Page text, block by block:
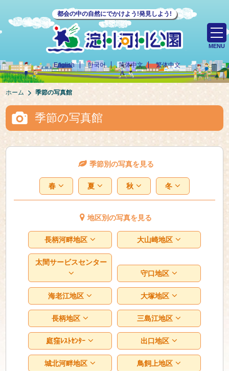
都会の中の自然にでかけよう!発見しよう!
English 한국어 简体中文 繁体中文
MENU
ホーム 季節の写真館
季節の写真館
季節別の写真を見る
春 夏 秋 冬
地区別の写真を見る
長柄河畔地区 大山崎地区
太間サービスセンター
守口地区
海老江地区 大塚地区
長柄地区 三島江地区
庭窪ﾚｽﾄｾﾝﾀｰ 出口地区
城北河畔地区 鳥飼上地区